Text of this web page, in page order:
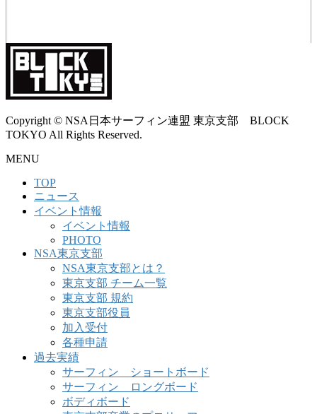
Copyright © NSA日本サーフィン連盟 東京支部 BLOCK
TOKYO All Rights Reserved.
MENU
TOP
ニュース
イベント情報
イベント情報
PHOTO
NSA東京支部
NSA東京支部とは？
東京支部 チーム一覧
東京支部 規約
東京支部役員
加入受付
各種申請
過去実績
サーフィン ショートボード
サーフィン ロングボード
ボディボード